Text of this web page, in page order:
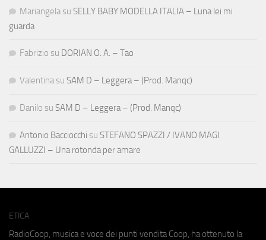
Mariangela su SELLY BABY MODELLA ITALIA – Luna lei mi
guarda
Fabrizio su DORIAN O. A. – Tao
Valentina su SAM D – Leggera – (Prod. Manqc)
Danilo su SAM D – Leggera – (Prod. Manqc)
Antonio Bacciocchi su STEFANO SPAZZI / IVANO MAGI
GALLUZZI – Una rotonda per amare
ETICA
RadioCoop, musica e voce dei punti vendita Coop, ha ottenuto la